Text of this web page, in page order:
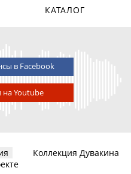
КАТАЛОГ
в Facebook
на Youtube
Коллекция Дувакина